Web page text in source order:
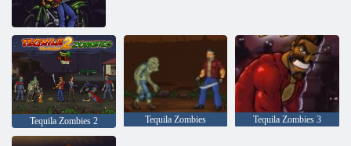
Tequila Zombies 2 Tequila Zombies Tequila Zombies 3